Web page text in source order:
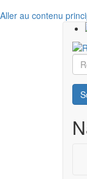
Aller au contenu